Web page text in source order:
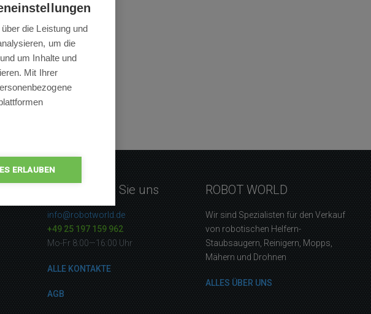
Kontaktieren Sie uns
info@robotworld.de
+49 25 197 159 962
Mo-Fr 8:00—16:00 Uhr
ALLE KONTAKTE
AGB
ROBOT WORLD
Wir sind Spezialisten für den Verkauf
von robotischen Helfern-
Staubsaugern, Reinigern, Mopps,
Mähern und Drohnen
ALLES ÜBER UNS
die Leistung und
um die
um Inhalte und
Mit Ihrer
ERLAUBEN